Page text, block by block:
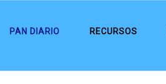
PAN DIARIO RECURSOS